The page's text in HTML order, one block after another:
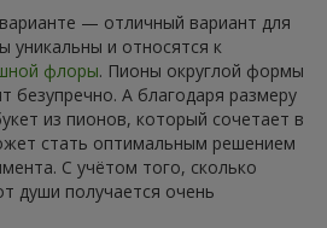
— отличный вариант для
уникальны и относятся к
флоры. Пионы округлой формы
безупречно. А благодаря размеру
из пионов, который сочетает в
стать оптимальным решением
С учётом того, сколько
души получается очень